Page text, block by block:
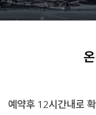
예약후 12시간내로